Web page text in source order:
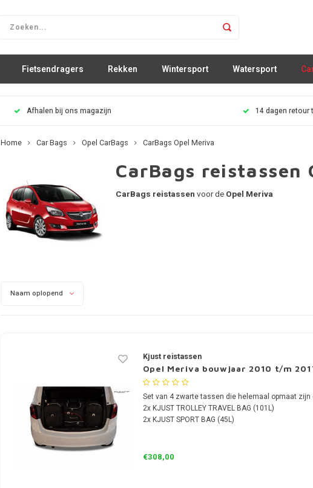
Fietsendragers Rekken Wintersport Watersport
Afhalen bij ons magazijn 14 dagen retour
Home Car Bags Opel CarBags CarBags Opel Meriva
CarBags reistassen
CarBags reistassen voor de Opel Meriva
Naam oplopend
Kjust reistassen
Opel Meriva bouwjaar 2010 t/m
Set van 4 zwarte tassen die helemaal opmaat zijn
2x KJUST TROLLEY TRAVEL BAG (101L)
2x KJUST SPORT BAG (45L)
€308,00